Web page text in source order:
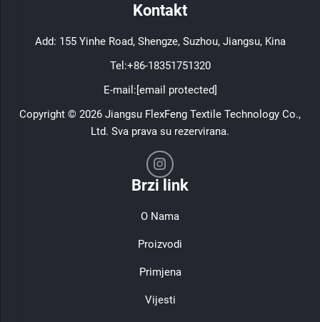
Kontakt
Add: 155 Yinhe Road, Shengze, Suzhou, Jiangsu, Kina
Tel:+86-18351751320
E-mail:[email protected]
Copyright © 2026 Jiangsu FlexFeng Textile Technology Co.,
Ltd. Sva prava su rezervirana.
Brzi link
O Nama
Proizvodi
Primjena
Vijesti